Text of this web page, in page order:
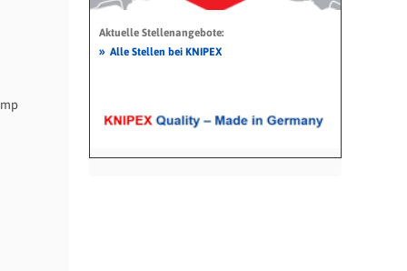
Aktuelle Stellenangebote:
» Alle Stellen bei KNIPEX